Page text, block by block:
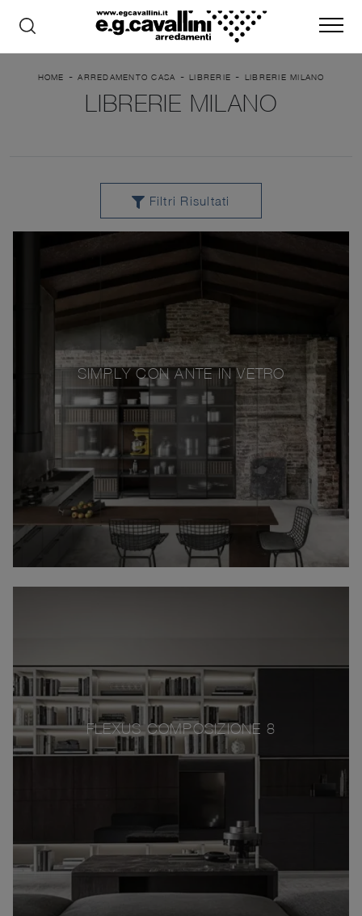
HOME -ARREDAMENTO CASA - LIBRERIE - LIBRERIE MILANO
LIBRERIE MILANO
Filtri Risultati
SIMPLY CON ANTE IN VETRO
FLEXUS COMPOSIZIONE 8